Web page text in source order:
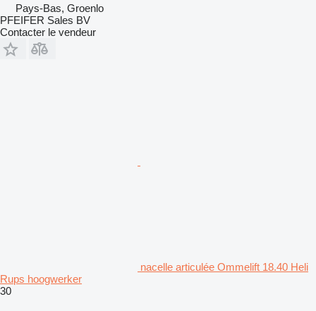
Pays-Bas, Groenlo
PFEIFER Sales BV
Contacter le vendeur
nacelle articulée Ommelift 18.40 Heli
Rups hoogwerker
30